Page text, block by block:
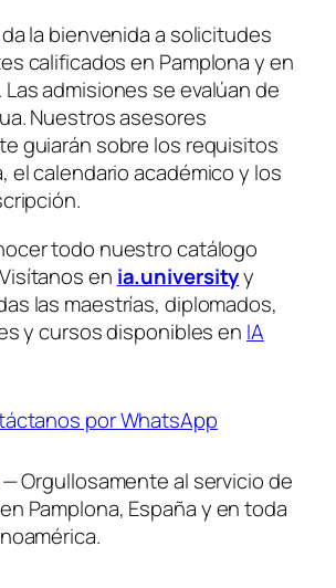
da la bienvenida a solicitudes
calificados en Pamplona y en
admisiones se evalúan de
Nuestros asesores
guiarán sobre los requisitos
el calendario académico y los
todo nuestro catálogo
en ia.universityy
las maestrías, diplomados,
y cursos disponibles en IA
por WhatsApp
— Orgullosamente al servicio de
Pamplona, España y en toda